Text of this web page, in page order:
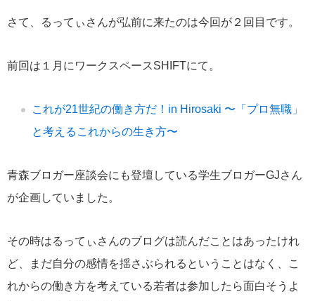
さて、るってぃさんが弘前に来たのは今回が２回目です。
前回は１月にワークスペースSHIFTにて。
これが21世紀の働き方だ！in Hirosaki 〜「プロ無職」
と考えるこれからの生き方〜
青森ブロガー座談会にも登壇している学生ブロガーGJさん
が企画していました。
その時はるってぃさんのブログは読んだことはあったけれ
ど、まだ自分の感情を揺さぶられるということはなく、こ
れからの働き方を考えている若者は参加したら面白そうよ